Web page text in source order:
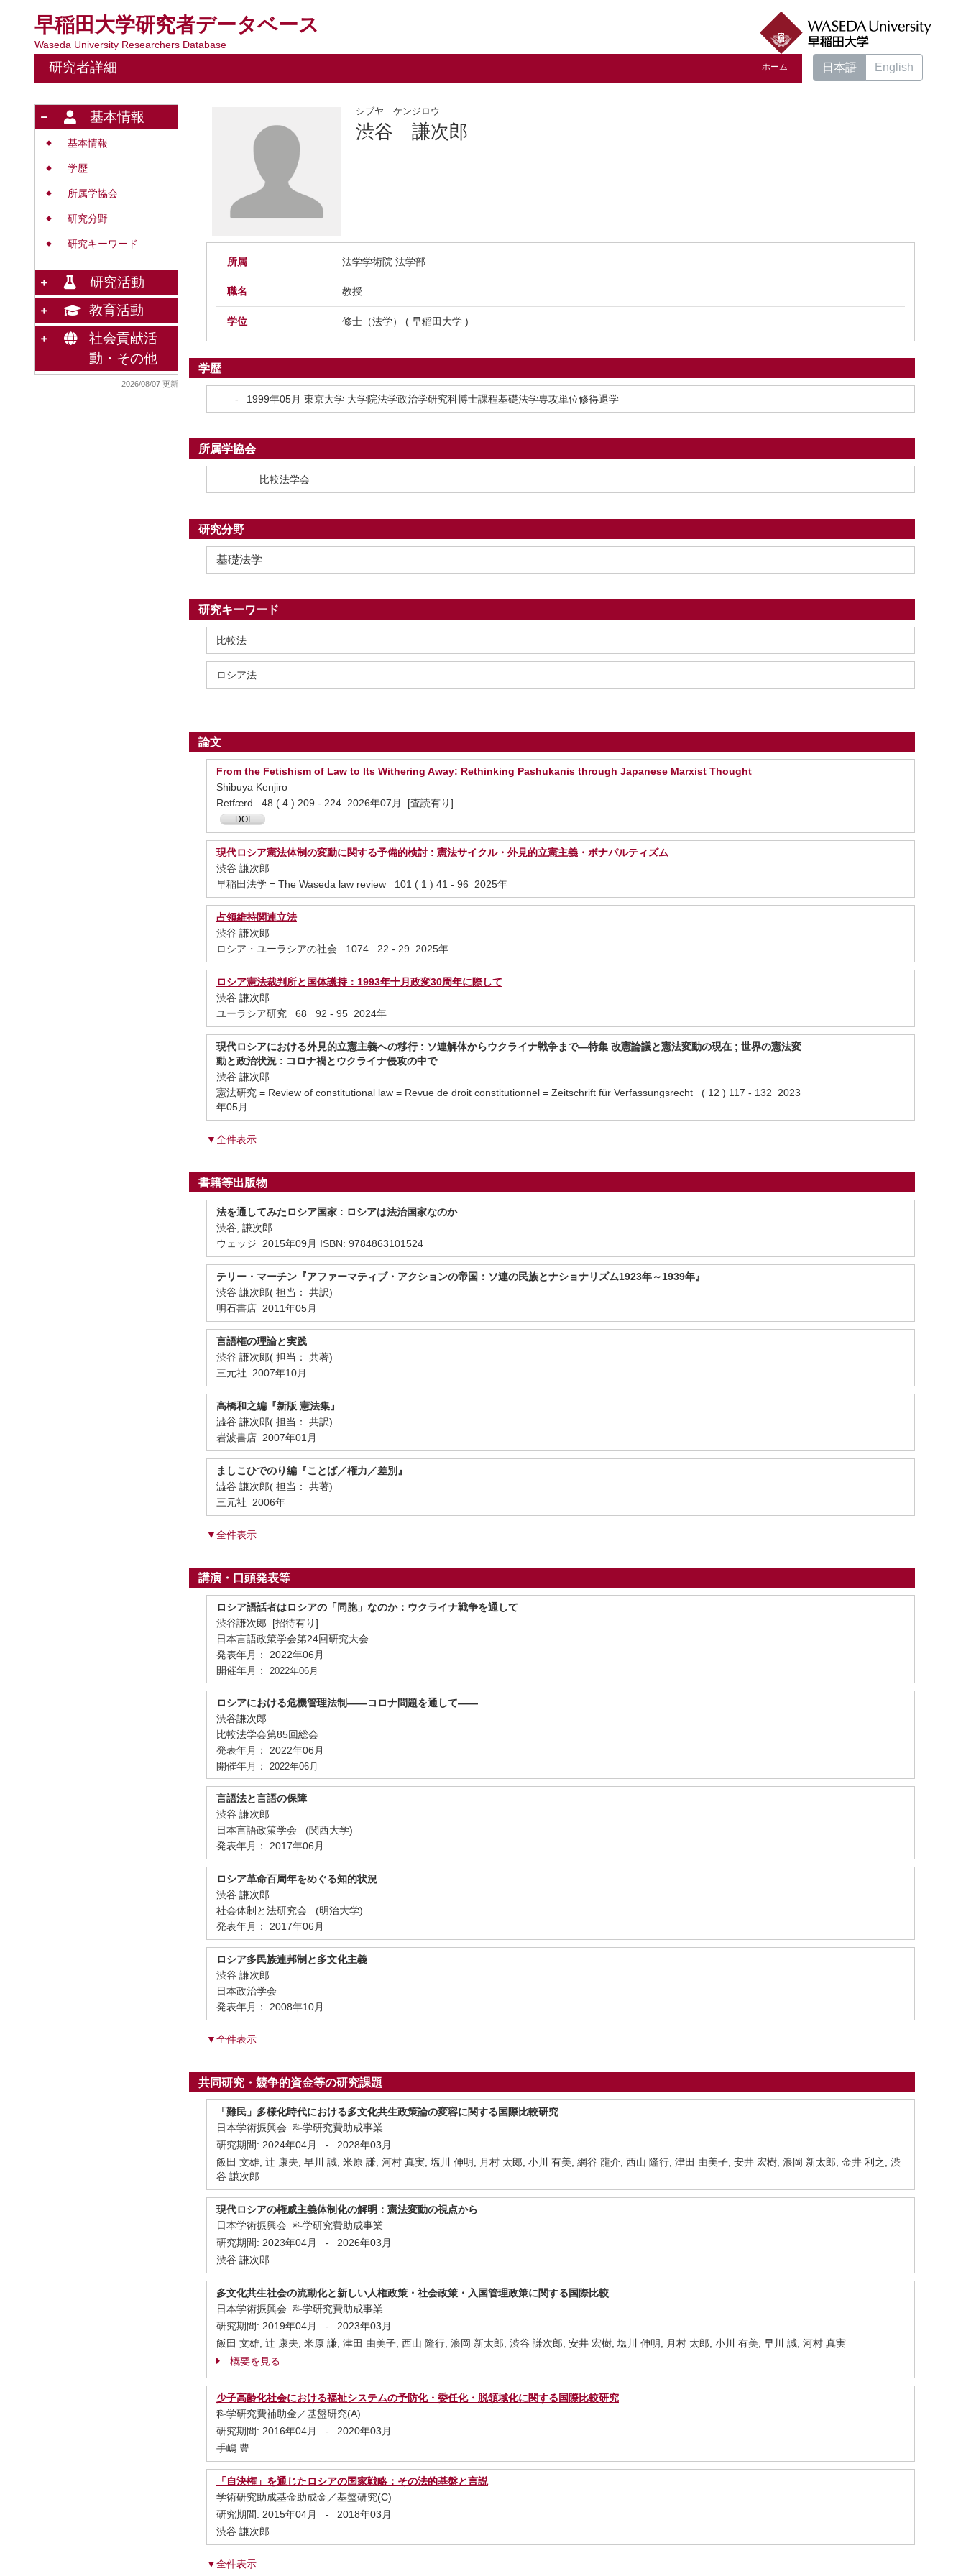
早稲田大学研究者データベース
Waseda University Researchers Database
研究者詳細 ホーム 日本語 English
基本情報
◆ 基本情報
◆ 学歴
◆ 所属学協会
◆ 研究分野
◆ 研究キーワード
研究活動
教育活動
社会貢献活
動・その他
2026/08/07 更新
シブヤ ケンジロウ
渋谷 謙次郎
所属 法学学術院 法学部
職名 教授
学位 修士（法学） ( 早稲田大学 )
学歴
- 1999年05月 東京大学 大学院法学政治学研究科博士課程基礎法学専攻単位修得退学
所属学協会
比較法学会
研究分野
基礎法学
研究キーワード
比較法
ロシア法
論文
From the Fetishism of Law to Its Withering Away: Rethinking Pashukanis through Japanese Marxist Thought
Shibuya Kenjiro
Retfærd 48 ( 4 ) 209 - 224 2026年07月 [査読有り]
DOI
現代ロシア憲法体制の変動に関する予備的検討 : 憲法サイクル・外見的立憲主義・ボナパルティズム
渋谷 謙次郎
早稲田法学 = The Waseda law review 101 ( 1 ) 41 - 96 2025年
占領維持関連立法
渋谷 謙次郎
ロシア・ユーラシアの社会 1074 22 - 29 2025年
ロシア憲法裁判所と国体護持：1993年十月政変30周年に際して
渋谷 謙次郎
ユーラシア研究 68 92 - 95 2024年
現代ロシアにおける外見的立憲主義への移行 : ソ連解体からウクライナ戦争まで—特集 改憲論議と憲法変動の現在 ; 世界の憲法変
動と政治状況 : コロナ禍とウクライナ侵攻の中で
渋谷 謙次郎
憲法研究 = Review of constitutional law = Revue de droit constitutionnel = Zeitschrift für Verfassungsrecht ( 12 ) 117 - 132 2023
年05月
▼全件表示
書籍等出版物
法を通してみたロシア国家 : ロシアは法治国家なのか
渋谷, 謙次郎
ウェッジ 2015年09月 ISBN: 9784863101524
テリー・マーチン『アファーマティブ・アクションの帝国：ソ連の民族とナショナリズム1923年～1939年』
渋谷 謙次郎( 担当： 共訳)
明石書店 2011年05月
言語権の理論と実践
渋谷 謙次郎( 担当： 共著)
三元社 2007年10月
高橋和之編『新版 憲法集』
澁谷 謙次郎( 担当： 共訳)
岩波書店 2007年01月
ましこひでのり編『ことば／権力／差別』
澁谷 謙次郎( 担当： 共著)
三元社 2006年
▼全件表示
講演・口頭発表等
ロシア語話者はロシアの「同胞」なのか：ウクライナ戦争を通して
渋谷謙次郎 [招待有り]
日本言語政策学会第24回研究大会
発表年月： 2022年06月
開催年月： 2022年06月
ロシアにおける危機管理法制――コロナ問題を通して――
渋谷謙次郎
比較法学会第85回総会
発表年月： 2022年06月
開催年月： 2022年06月
言語法と言語の保障
渋谷 謙次郎
日本言語政策学会 (関西大学)
発表年月： 2017年06月
ロシア革命百周年をめぐる知的状況
渋谷 謙次郎
社会体制と法研究会 (明治大学)
発表年月： 2017年06月
ロシア多民族連邦制と多文化主義
渋谷 謙次郎
日本政治学会
発表年月： 2008年10月
▼全件表示
共同研究・競争的資金等の研究課題
「難民」多様化時代における多文化共生政策論の変容に関する国際比較研究
日本学術振興会 科学研究費助成事業
研究期間: 2024年04月 -
2028年03月
飯田 文雄, 辻 康夫, 早川 誠, 米原 謙, 河村 真実, 塩川 伸明, 月村 太郎, 小川 有美, 網谷 龍介, 西山 隆行, 津田 由美子, 安井 宏樹, 浪岡 新太郎, 金井 利之, 渋
谷 謙次郎
現代ロシアの権威主義体制化の解明：憲法変動の視点から
日本学術振興会 科学研究費助成事業
研究期間: 2023年04月 -
2026年03月
渋谷 謙次郎
多文化共生社会の流動化と新しい人権政策・社会政策・入国管理政策に関する国際比較
日本学術振興会 科学研究費助成事業
研究期間: 2019年04月 -
2023年03月
飯田 文雄, 辻 康夫, 米原 謙, 津田 由美子, 西山 隆行, 浪岡 新太郎, 渋谷 謙次郎, 安井 宏樹, 塩川 伸明, 月村 太郎, 小川 有美, 早川 誠, 河村 真実
概要を見る
少子高齢化社会における福祉システムの予防化・委任化・脱領域化に関する国際比較研究
科学研究費補助金／基盤研究(A)
研究期間: 2016年04月 -
2020年03月
手嶋 豊
「自決権」を通じたロシアの国家戦略：その法的基盤と言説
学術研究助成基金助成金／基盤研究(C)
研究期間: 2015年04月 -
2018年03月
渋谷 謙次郎
▼全件表示